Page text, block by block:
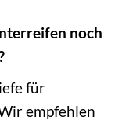
noch
für
empfehlen